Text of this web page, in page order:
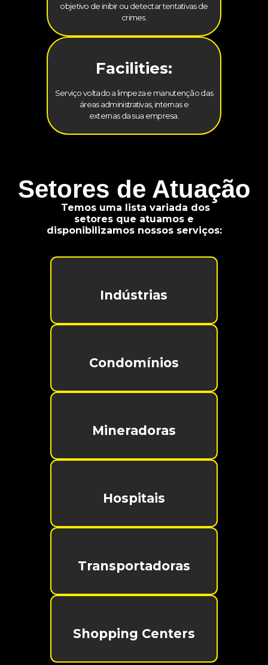
objetivo de inibir ou detectar tentativas de
crimes.
Facilities:
Serviço voltado a limpeza e manutenção das
áreas administrativas, internas e
externas da sua empresa.
Setores de Atuação
Temos uma lista variada dos
setores que atuamos e
disponibilizamos nossos serviços:
Indústrias
Condomínios
Mineradoras
Hospitais
Transportadoras
Shopping Centers